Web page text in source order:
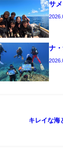
サ
ナ
キレイな海